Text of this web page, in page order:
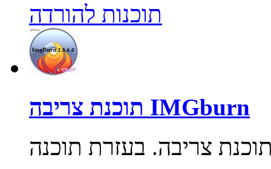
תוכנות להורדה
תוכנת צריבה IMGburn